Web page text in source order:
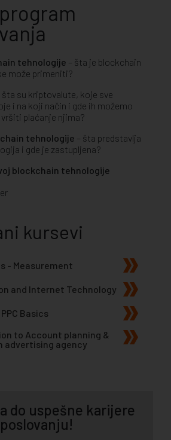
tehnologije – šta je blockchain
može primeniti?
šta su kriptovalute, koje sve
i na koji način i gde ih možemo
plaćanje njima?
tehnologije – šta predstavlja
i gde je zastupljena?
blockchain tehnologije
kursevi
- Measurement
and Internet Technology
Basics
to Account planning &
advertising agency
do uspešne karijere